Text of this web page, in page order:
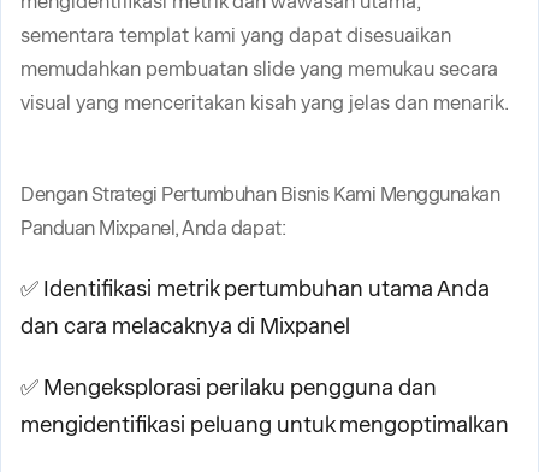
sementara templat kami yang dapat disesuaikan
memudahkan pembuatan slide yang memukau secara
visual yang menceritakan kisah yang jelas dan menarik.
Dengan Strategi Pertumbuhan Bisnis Kami Menggunakan
Panduan Mixpanel, Anda dapat:
✅ Identifikasi metrik pertumbuhan utama Anda
dan cara melacaknya di Mixpanel
✅ Mengeksplorasi perilaku pengguna dan
mengidentifikasi peluang untuk mengoptimalkan